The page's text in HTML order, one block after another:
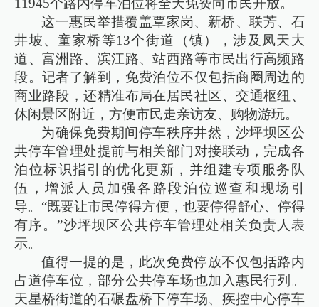
这一惠民举措覆盖覃家岗、新桥、联芳、石
井坡、童家桥等13个街道（镇），涉及凤天大
道、富洲路、滨江路、站西路等市民出行高频路
段。记者了解到，免费泊位不仅包括商圈周边的
商业路段，还精准布局在居民社区、交通枢纽、
休闲景区附近，方便市民走亲访友、购物游玩。
为确保免费期间停车秩序井然，沙坪坝区公
共停车管理处提前与相关部门对接联动，完成各
泊位标识指引的优化更新，并组建专项服务队
伍，增派人员加强各路段泊位巡查和现场引
导。“既要让市民停得方便，也要停得舒心、停得
有序。”沙坪坝区公共停车管理处相关负责人表
示。
值得一提的是，此次免费停放不仅包括路内
占道停车位，部分公共停车场也加入惠民行列。
天星桥街道的石碾盘桥下停车场、疾控中心停车